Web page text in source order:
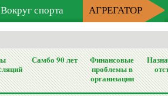
Вокруг спорта АГРЕГАТОР
Самбо 90 лет
Финансовые
проблемы в
организации